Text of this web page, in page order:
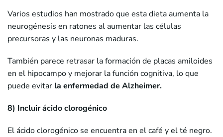
Varios estudios han mostrado que esta dieta aumenta la
neurogénesis en ratones al aumentar las células
precursoras y las neuronas maduras.
También parece retrasar la formación de placas amiloides
en el hipocampo y mejorar la función cognitiva, lo que
puede evitar la enfermedad de Alzheimer.
8) Incluir ácido clorogénico
El ácido clorogénico se encuentra en el café y el té negro.